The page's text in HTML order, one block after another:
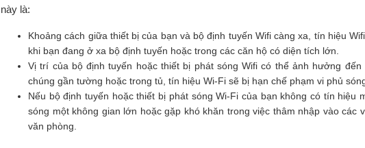
này là:
Khoảng cách giữa thiết bị của bạn và bộ định tuyến Wifi càng xa, tín hiệu
khi bạn đang ở xa bộ định tuyến hoặc trong các căn hộ có diện tích lớn.
Vị trí của bộ định tuyến hoặc thiết bị phát sóng Wifi có thể ảnh hưởng
chúng gần tường hoặc trong tủ, tín hiệu Wi-Fi sẽ bị hạn chế phạm vi phủ
Nếu bộ định tuyến hoặc thiết bị phát sóng Wi-Fi của bạn không có tín hiệu
sóng một không gian lớn hoặc gặp khó khăn trong việc thâm nhập vào các
văn phòng.